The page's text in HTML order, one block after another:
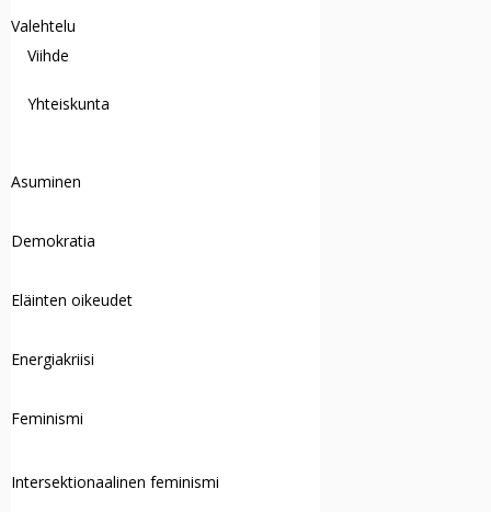
Valehtelu
Viihde
Yhteiskunta
Asuminen
Demokratia
Eläinten oikeudet
Energiakriisi
Feminismi
Intersektionaalinen feminismi